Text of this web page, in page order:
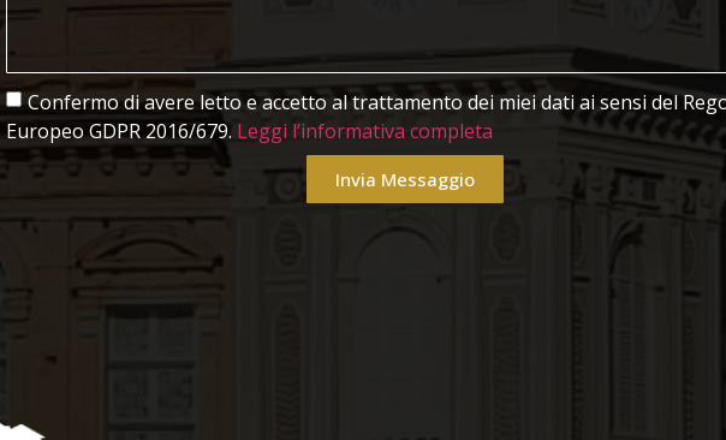
Confermo di avere letto e accetto al trattamento dei miei dati ai sensi del
Europeo GDPR 2016/679. Leggi l’informativa completa
Invia Messaggio